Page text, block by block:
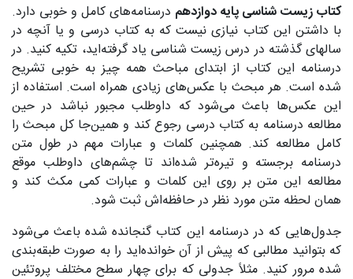
کتاب زیست شناسی پایه دوازدهم درسنامه‌های کامل و خوبی دارد.
با داشتن این کتاب نیازی نیست که به کتاب درسی و یا آنچه در
سالهای گذشته در درس زیست شناسی یاد گرفته‌اید، تکیه کنید. در
درسنامه‌ این کتاب از ابتدای مباحث همه چیز به خوبی تشریح
شده است. هر مبحث با عکس‌های زیادی همراه است. استفاده از
این عکس‌ها باعث می‌شود که داوطلب مجبور نباشد در حین
مطالعه درسنامه به کتاب درسی رجوع کند و همین‌جا کل مبحث را
کامل مطالعه کند. همچنین کلمات و عبارات مهم در طول متن
درسنامه برجسته‌ و تیره‌تر شده‌اند تا چشم‌های داوطلب موقع
مطالعه این متن بر روی این کلمات و عبارات کمی مکث کند و
همان لحظه متن مورد نظر در حافظه‌اش ثبت شود.
جدول‌هایی که در درسنامه این کتاب گنجانده شده باعث می‌شود
که بتوانید مطالبی که پیش از آن خوانده‌اید را به صورت طبقه‌بندی
شده مرور کنید. مثلاً جدولی که برای چهار سطح مختلف پروتئین